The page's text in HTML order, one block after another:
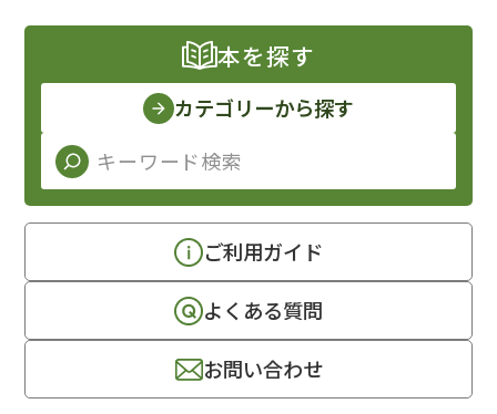
本を探す
カテゴリーから探す
ご利用ガイド
よくある質問
お問い合わせ